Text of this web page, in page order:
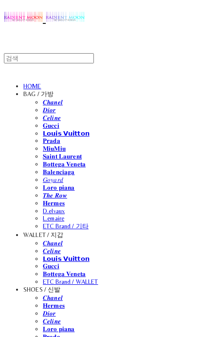
HOME
BAG / 가방
𝑪𝒉𝒂𝒏𝒆𝒍
𝑫𝒊𝒐𝒓
𝑪𝒆𝒍𝒊𝒏𝒆
𝐆𝐮𝐜𝐜𝐢
𝗟𝗼𝘂𝗶𝘀 𝗩𝘂𝗶𝘁𝘁𝗼𝗻
𝐏𝐫𝐚𝐝𝐚
𝐌𝐢𝐮𝐌𝐢𝐮
𝐒𝐚𝐢𝐧𝐭 𝐋𝐚𝐮𝐫𝐞𝐧𝐭
𝐁𝐨𝐭𝐭𝐞𝐠𝐚 𝐕𝐞𝐧𝐞𝐭𝐚
𝐁𝐚𝐥𝐞𝐧𝐜𝐢𝐚𝐠𝐚
𝐺𝑜𝑦𝑎𝑟𝑑
𝐋𝐨𝐫𝐨 𝐩𝐢𝐚𝐧𝐚
𝑻𝒉𝒆 𝑹𝒐𝒘
𝐇𝐞𝐫𝐦𝐞𝐬
D.elvaux
L.emaire
ETC Brand / 기타
WALLET / 지갑
𝑪𝒉𝒂𝒏𝒆𝒍
𝑪𝒆𝒍𝒊𝒏𝒆
𝗟𝗼𝘂𝗶𝘀 𝗩𝘂𝗶𝘁𝘁𝗼𝗻
𝐆𝐮𝐜𝐜𝐢
𝐁𝐨𝐭𝐭𝐞𝐠𝐚 𝐕𝐞𝐧𝐞𝐭𝐚
ETC Brand / WALLET
SHOES / 신발
𝑪𝒉𝒂𝒏𝒆𝒍
𝐇𝐞𝐫𝐦𝐞𝐬
𝑫𝒊𝒐𝒓
𝑪𝒆𝒍𝒊𝒏𝒆
𝐋𝐨𝐫𝐨 𝐩𝐢𝐚𝐧𝐚